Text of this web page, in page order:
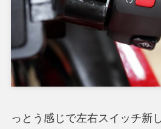
っとう感じで左右スイッチ新